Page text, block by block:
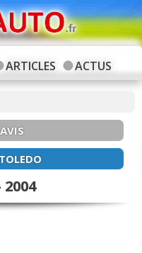
ARTICLES ACTUS
TOLEDO